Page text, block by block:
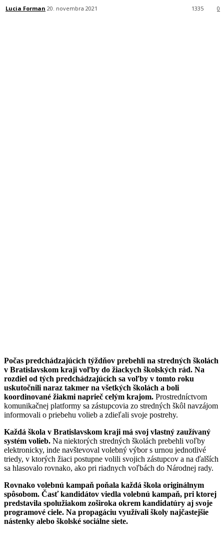
Lucia Forman 20. novembra 2021 0
1335
Počas predchádzajúcich týždňov prebehli na stredných školách
v Bratislavskom kraji voľby do žiackych školských rád. Na
rozdiel od tých predchádzajúcich sa voľby v tomto roku
uskutočnili naraz takmer na všetkých školách a boli
koordinované žiakmi naprieč celým krajom. Prostredníctvom
komunikačnej platformy sa zástupcovia zo stredných škôl navzájom
informovali o priebehu volieb a zdieľali svoje postrehy.
Každá škola v Bratislavskom kraji má svoj vlastný zaužívaný
systém volieb. Na niektorých stredných školách prebehli voľby
elektronicky, inde navštevoval volebný výbor s urnou jednotlivé
triedy, v ktorých žiaci postupne volili svojich zástupcov a na ďalších
sa hlasovalo rovnako, ako pri riadnych voľbách do Národnej rady.
Rovnako volebnú kampaň poňala každá škola originálnym
spôsobom. Časť kandidátov viedla volebnú kampaň, pri ktorej
predstavila spolužiakom zoširoka okrem kandidatúry aj svoje
programové ciele. Na propagáciu využívali školy najčastejšie
nástenky alebo školské sociálne siete.